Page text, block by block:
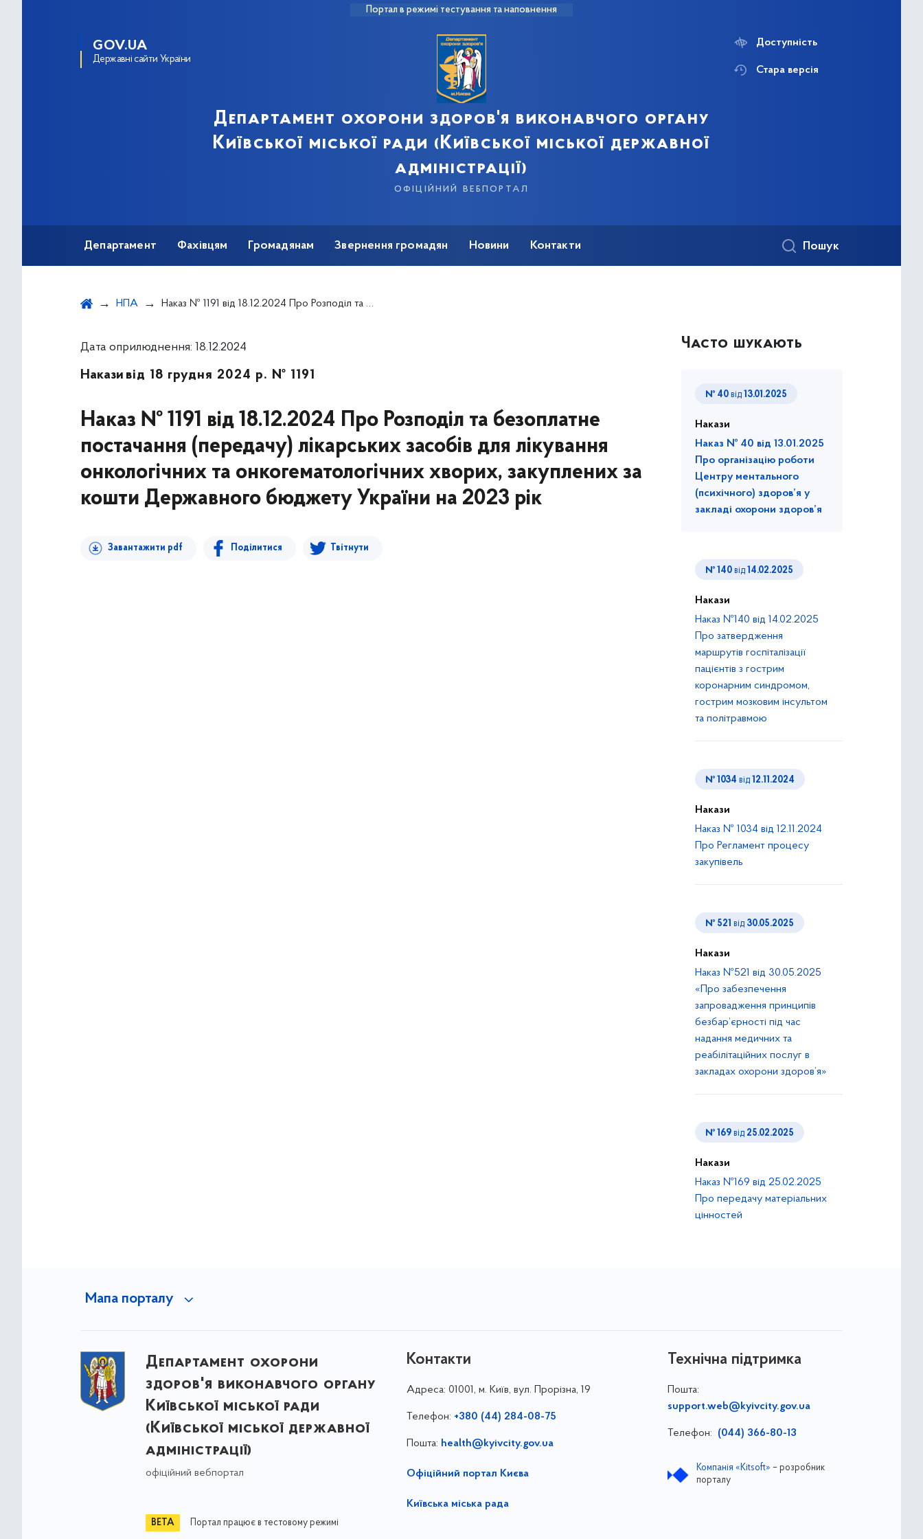
Портал в режимі тестування та наповнення
GOV.UA
Державні сайти України
Департамент охорони здоров'я виконавчого органу
Київської міської ради (Київської міської державної
адміністрації)
офіційний вебпортал
Доступність
Стара версія
Департамент Фахівцям Громадянам Звернення громадян Новини Контакти Пошук
НПА Наказ № 1191 від 18.12.2024 Про Розподіл та безоплатне постачання (передачу) лікарських засобів для лікування онкологічних та онкогематологічних хворих, закуплених за кошти Державного бюджету України на 2023 рік
Дата оприлюднення: 18.12.2024
Накази від 18 грудня 2024 р. № 1191
Наказ № 1191 від 18.12.2024 Про Розподіл та безоплатне
постачання (передачу) лікарських засобів для лікування
онкологічних та онкогематологічних хворих, закуплених за
кошти Державного бюджету України на 2023 рік
Завантажити pdf Поділитися Твітнути
Часто шукають
№ 40 від 13.01.2025
Накази
Наказ № 40 від 13.01.2025
Про організацію роботи
Центру ментального
(психічного) здоров’я у
закладі охорони здоров’я
№ 140 від 14.02.2025
Накази
Наказ №140 від 14.02.2025
Про затвердження
маршрутів госпіталізації
пацієнтів з гострим
коронарним синдромом,
гострим мозковим інсультом
та політравмою
№ 1034 від 12.11.2024
Накази
Наказ № 1034 від 12.11.2024
Про Регламент процесу
закупівель
№ 521 від 30.05.2025
Накази
Наказ №521 від 30.05.2025
«Про забезпечення
запровадження принципів
безбар’єрності під час
надання медичних та
реабілітаційних послуг в
закладах охорони здоров’я»
№ 169 від 25.02.2025
Накази
Наказ №169 від 25.02.2025
Про передачу матеріальних
цінностей
Мапа порталу
Департамент охорони
здоров'я виконавчого органу
Київської міської ради
(Київської міської державної
адміністрації)
офіційний вебпортал
Портал працює в тестовому режимі
Контакти
Адреса: 01001, м. Київ, вул. Прорізна, 19
Телефон: +380 (44) 284-08-75
Пошта: health@kyivcity.gov.ua
Офіційний портал Києва
Київська міська рада
Технічна підтримка
Пошта:
support.web@kyivcity.gov.ua
Телефон: (044) 366-80-13
Компанія «Kitsoft» – розробник
порталу